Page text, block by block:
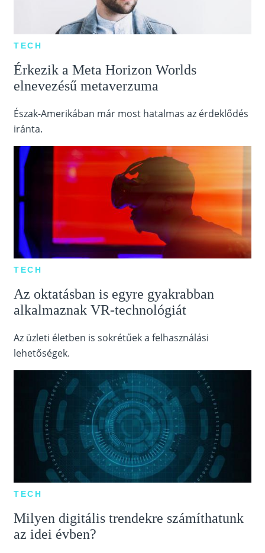
TECH
Érkezik a Meta Horizon Worlds
elnevezésű metaverzuma
Észak-Amerikában már most hatalmas az érdeklődés
iránta.
TECH
Az oktatásban is egyre gyakrabban
alkalmaznak VR-technológiát
Az üzleti életben is sokrétűek a felhasználási
lehetőségek.
TECH
Milyen digitális trendekre számíthatunk
az idei évben?